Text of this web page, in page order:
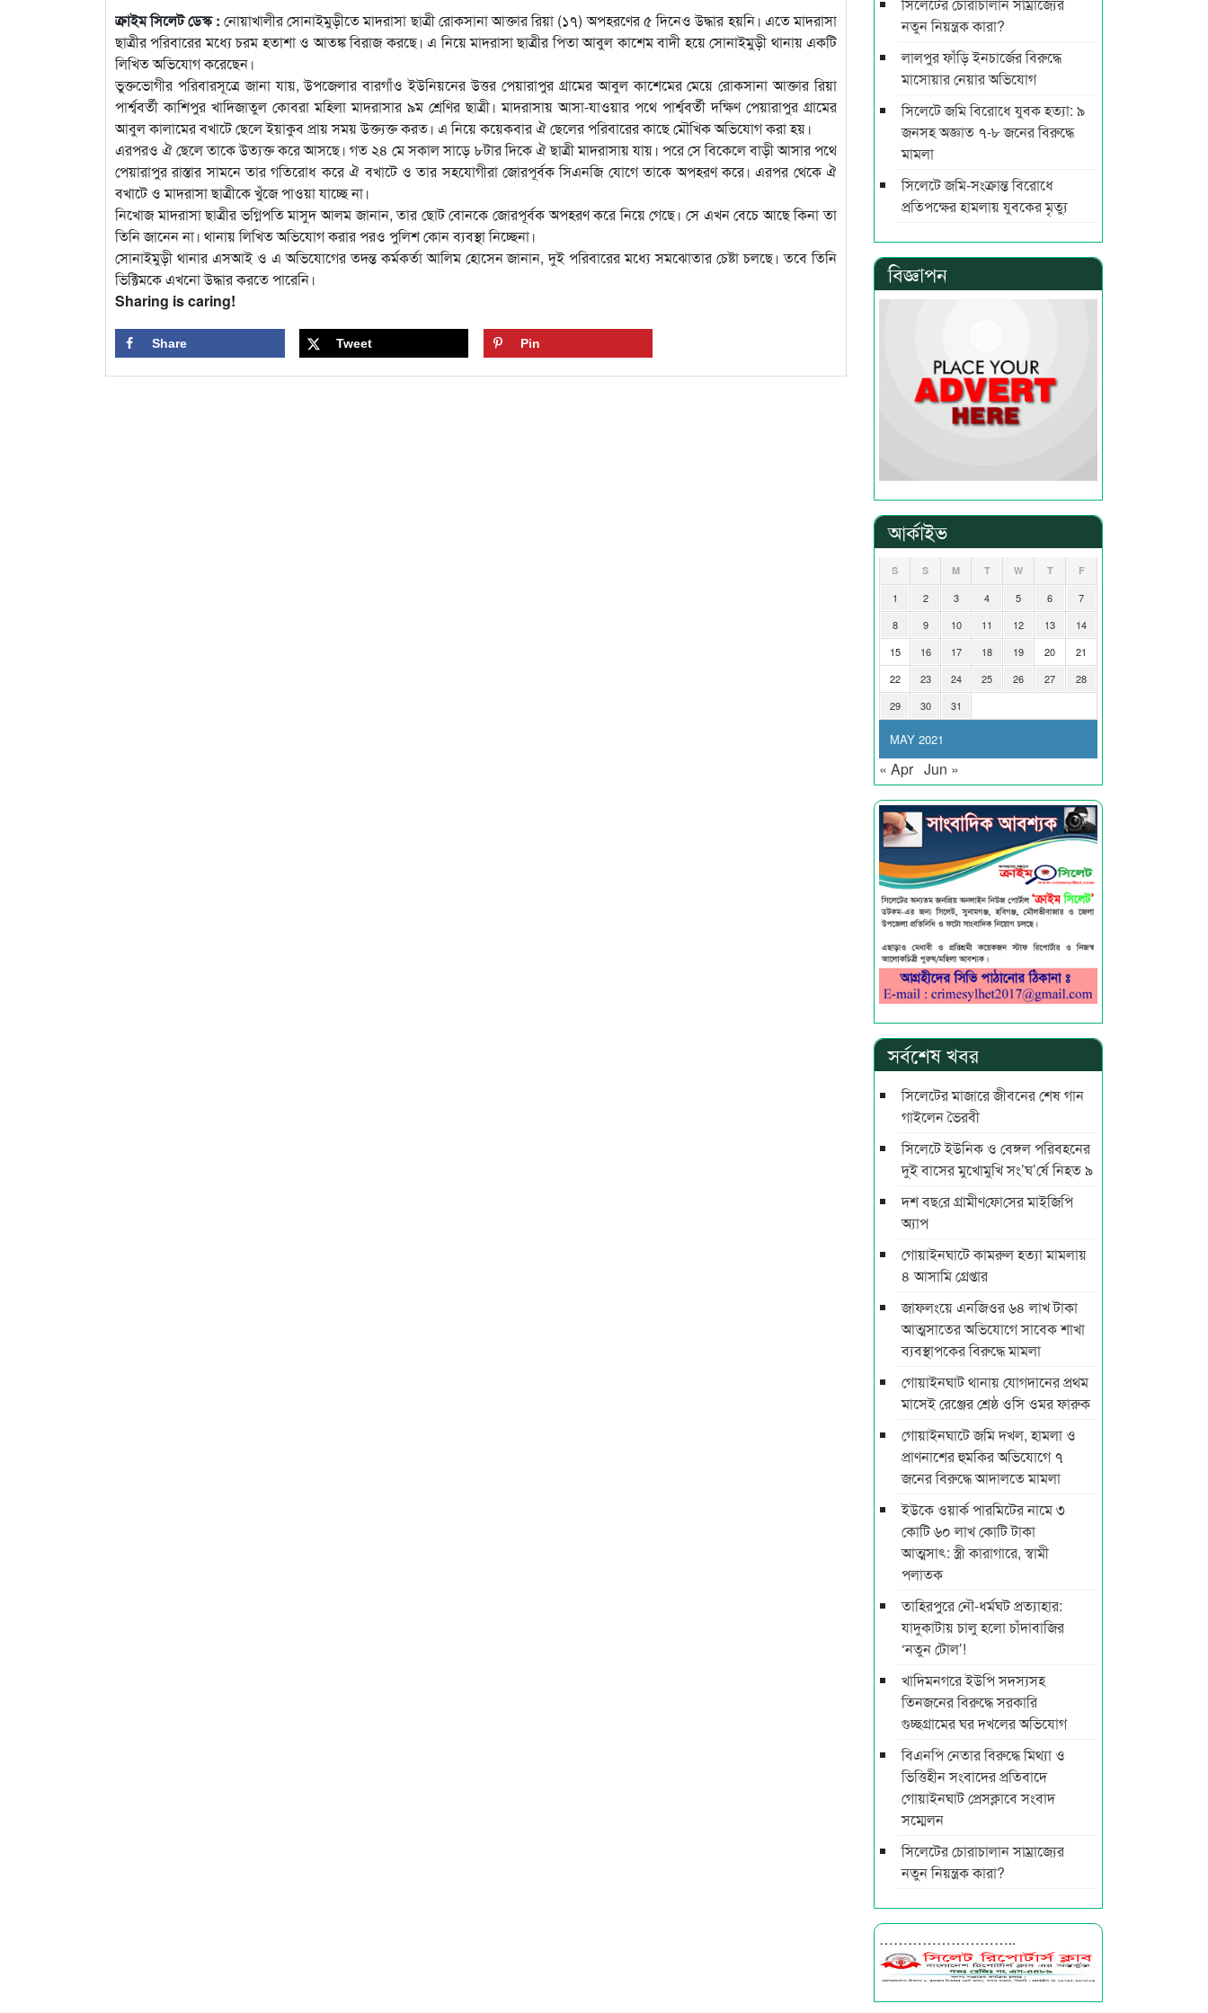
ক্রাইম সিলেট ডেস্ক : নোয়াখালীর সোনাইমুড়ীতে মাদরাসা ছাত্রী রোকসানা আক্তার রিয়া (১৭) অপহরণের ৫ দিনেও উদ্ধার হয়নি। এতে মাদরাসা
ছাত্রীর পরিবারের মধ্যে চরম হতাশা ও আতঙ্ক বিরাজ করছে। এ নিয়ে মাদরাসা ছাত্রীর পিতা আবুল কাশেম বাদী হয়ে সোনাইমুড়ী থানায় একটি
লিখিত অভিযোগ করেছেন।
ভুক্তভোগীর পরিবারসূত্রে জানা যায়, উপজেলার বারগাঁও ইউনিয়নের উত্তর পেয়ারাপুর গ্রামের আবুল কাশেমের মেয়ে রোকসানা আক্তার রিয়া
পার্শ্ববর্তী কাশিপুর খাদিজাতুল কোবরা মহিলা মাদরাসার ৯ম শ্রেণির ছাত্রী। মাদরাসায় আসা-যাওয়ার পথে পার্শ্ববর্তী দক্ষিণ পেয়ারাপুর গ্রামের
আবুল কালামের বখাটে ছেলে ইয়াকুব প্রায় সময় উক্ত্যক্ত করত। এ নিয়ে কয়েকবার ঐ ছেলের পরিবারের কাছে মৌখিক অভিযোগ করা হয়।
এরপরও ঐ ছেলে তাকে উত্যক্ত করে আসছে। গত ২৪ মে সকাল সাড়ে ৮টার দিকে ঐ ছাত্রী মাদরাসায় যায়। পরে সে বিকেলে বাড়ী আসার পথে
পেয়ারাপুর রাস্তার সামনে তার গতিরোধ করে ঐ বখাটে ও তার সহযোগীরা জোরপূর্বক সিএনজি যোগে তাকে অপহরণ করে। এরপর থেকে ঐ
বখাটে ও মাদরাসা ছাত্রীকে খুঁজে পাওয়া যাচ্ছে না।
নিখোজ মাদরাসা ছাত্রীর ভগ্নিপতি মাসুদ আলম জানান, তার ছোট বোনকে জোরপূর্বক অপহরণ করে নিয়ে গেছে। সে এখন বেচে আছে কিনা তা
তিনি জানেন না। থানায় লিখিত অভিযোগ করার পরও পুলিশ কোন ব্যবস্থা নিচ্ছেনা।
সোনাইমুড়ী থানার এসআই ও এ অভিযোগের তদন্ত কর্মকর্তা আলিম হোসেন জানান, দুই পরিবারের মধ্যে সমঝোতার চেষ্টা চলছে। তবে তিনি
ভিক্টিমকে এখনো উদ্ধার করতে পারেনি।
Sharing is caring!
Share Tweet Pin
নতুন নিয়ন্ত্রক কারা?
লালপুর ফাঁড়ি ইনচার্জের বিরুদ্ধে
মাসোয়ার নেয়ার অভিযোগ
সিলেটে জমি বিরোধে যুবক হত্যা: ৯
জনসহ অজ্ঞাত ৭-৮ জনের বিরুদ্ধে
মামলা
সিলেটে জমি-সংক্রান্ত বিরোধে
প্রতিপক্ষের হামলায় যুবকের মৃত্যু
বিজ্ঞাপন
আর্কাইভ
MAY 2021
S S M T W T F
1 2 3 4 5 6
7
8
9 10 11 12 13
14
15
16 17 18 19 20
21
22
23 24 25 26 27
28
29
30 31
« Apr Jun »
সর্বশেষ খবর
সিলেটের মাজারে জীবনের শেষ গান
গাইলেন ভৈরবী
সিলেটে ইউনিক ও বেঙ্গল পরিবহনের
দুই বাসের মুখোমুখি সং’ঘ’র্ষে নিহত ৯
দশ বছ‌রে গ্রামীণ‌ফো‌সের মাইজিপি
অ্যাপ
গোয়াইনঘাটে কামরুল হত্যা মামলায়
৪ আসামি গ্রেপ্তার
জাফলংয়ে এনজিওর ৬৪ লাখ টাকা
আত্মসাতের অভিযোগে সাবেক শাখা
ব্যবস্থাপকের বিরুদ্ধে মামলা
গোয়াইনঘাট থানায় যোগদানের প্রথম
মাসেই রেঞ্জের শ্রেষ্ঠ ওসি ওমর ফারুক
গোয়াইনঘাটে জমি দখল, হামলা ও
প্রাণনাশের হুমকির অভিযোগে ৭
জনের বিরুদ্ধে আদালতে মামলা
ইউকে ওয়ার্ক পারমিটের নামে ৩
কোটি ৬০ লাখ কোটি টাকা
আত্মসাৎ: স্ত্রী কারাগারে, স্বামী
পলাতক
তাহিরপুরে নৌ-ধর্মঘট প্রত্যাহার:
যাদুকাটায় চালু হলো চাঁদাবাজির
‘নতুন টোল’!
খাদিমনগরে ইউপি সদস্যসহ
তিনজনের বিরুদ্ধে সরকারি
গুচ্ছগ্রামের ঘর দখলের অভিযোগ
বিএনপি নেতার বিরুদ্ধে মিথ্যা ও
ভিত্তিহীন সংবাদের প্রতিবাদে
গোয়াইনঘাট প্রেসক্লাবে সংবাদ
সম্মেলন
সিলেটের চোরাচালান সাম্রাজ্যের
নতুন নিয়ন্ত্রক কারা?
………………………..